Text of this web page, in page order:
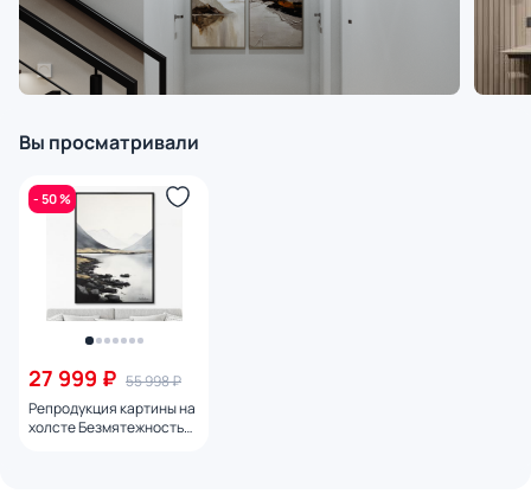
Вы просматривали
- 50 %
27 999 ₽ 55 998 ₽
Репродукция картины на
холсте Безмятежность